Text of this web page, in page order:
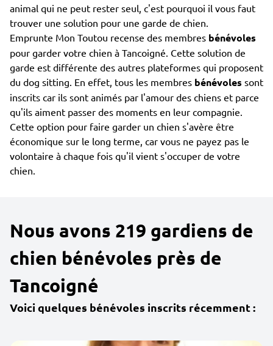
animal qui ne peut rester seul, c'est pourquoi il vous faut
trouver une solution pour une garde de chien.
Emprunte Mon Toutou recense des membres bénévoles
pour garder votre chien à Tancoigné. Cette solution de
garde est différente des autres plateformes qui proposent
du dog sitting. En effet, tous les membres bénévoles sont
inscrits car ils sont animés par l'amour des chiens et parce
qu'ils aiment passer des moments en leur compagnie.
Cette option pour faire garder un chien s'avère être
économique sur le long terme, car vous ne payez pas le
volontaire à chaque fois qu'il vient s'occuper de votre
chien.
Nous avons 219 gardiens de
chien bénévoles près de
Tancoigné
Voici quelques bénévoles inscrits récemment :